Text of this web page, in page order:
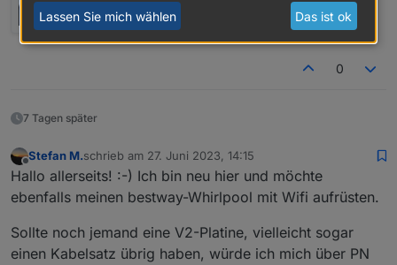
0
7 Tagen später
Offline
Stefan M.schrieb am 27. Juni 2023, 14:15
zuletzt editiert von
Hallo allerseits! :-) Ich bin neu hier und möchte
ebenfalls meinen bestway-Whirlpool mit Wifi aufrüsten.
Sollte noch jemand eine V2-Platine, vielleicht sogar
einen Kabelsatz übrig haben, würde ich mich über PN
Lassen Sie mich wählen Das ist ok